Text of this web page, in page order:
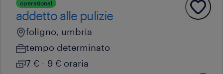
operational
addetto alle pulizie
foligno, umbria
tempo determinato
7 € - 9 € oraria